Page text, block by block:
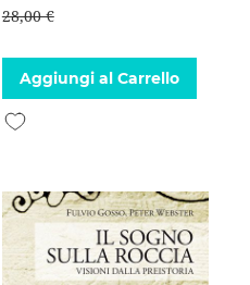
28,00 €
Aggiungi al Carrello
Aggiungi alla lista desideri